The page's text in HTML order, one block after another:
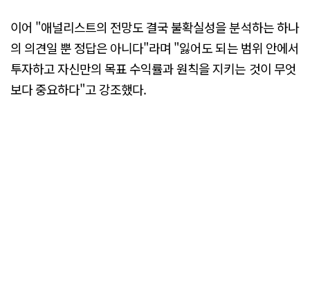
이어 "애널리스트의 전망도 결국 불확실성을 분석하는 하나
의 의견일 뿐 정답은 아니다"라며 "잃어도 되는 범위 안에서
투자하고 자신만의 목표 수익률과 원칙을 지키는 것이 무엇
보다 중요하다"고 강조했다.